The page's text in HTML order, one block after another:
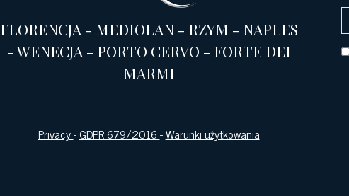
FLORENCJA - MEDIOLAN- RZYM - NAPLES
-WENECJA - PORTO CERVO - FORTE DEI
MARMI
Privacy-GDPR 679/2016-Warunki użytkowania